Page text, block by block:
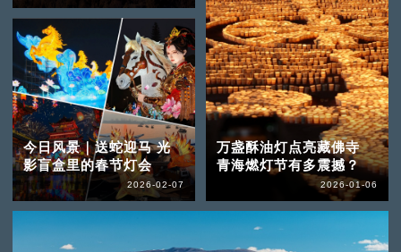
今日风景｜送蛇迎马 光
影盲盒里的春节灯会
2026-02-07
万盏酥油灯点亮藏佛寺
青海燃灯节有多震撼？
2026-01-06